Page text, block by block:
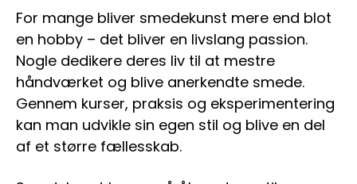
For mange bliver smedekunst mere end blot
en hobby – det bliver en livslang passion.
Nogle dedikere deres liv til at mestre
håndværket og blive anerkendte smede.
Gennem kurser, praksis og eksperimentering
kan man udvikle sin egen stil og blive en del
af et større fællesskab.